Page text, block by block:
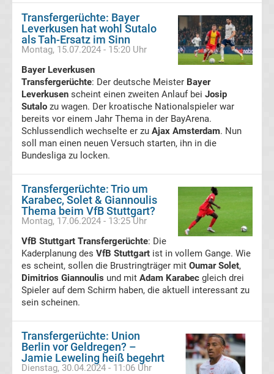
Tabelle
Champions
League
Ergebnisse
Europa
League
Tabelle
Europa
League
Ergebnisse
League
Transfergerüchte: Bayer
Leverkusen hat wohl Sutalo
als Tah-Ersatz im Sinn
Montag, 15.07.2024 - 15:20 Uhr
Bayer Leverkusen
Transfergerüchte: Der deutsche Meister Bayer
Leverkusen scheint einen zweiten Anlauf bei Josip
Sutalo zu wagen. Der kroatische Nationalspieler war
bereits vor einem Jahr Thema in der BayArena.
Schlussendlich wechselte er zu Ajax Amsterdam. Nun
soll man einen neuen Versuch starten, ihn in die
Bundesliga zu locken.
Transfergerüchte: Trio um
Karabec, Solet & Giannoulis
Thema beim VfB Stuttgart?
Montag, 17.06.2024 - 13:25 Uhr
VfB Stuttgart Transfergerüchte: Die
Kaderplanung des VfB Stuttgart ist in vollem Gange. Wie
es scheint, sollen die Brustringträger mit Oumar Solet,
Dimitrios Giannoulis und mit Adam Karabec gleich drei
Spieler auf dem Schirm haben, die aktuell interessant zu
sein scheinen.
Transfergerüchte: Union
Berlin vor Geldregen? –
Jamie Leweling heiß begehrt
Dienstag, 30.04.2024 - 11:06 Uhr